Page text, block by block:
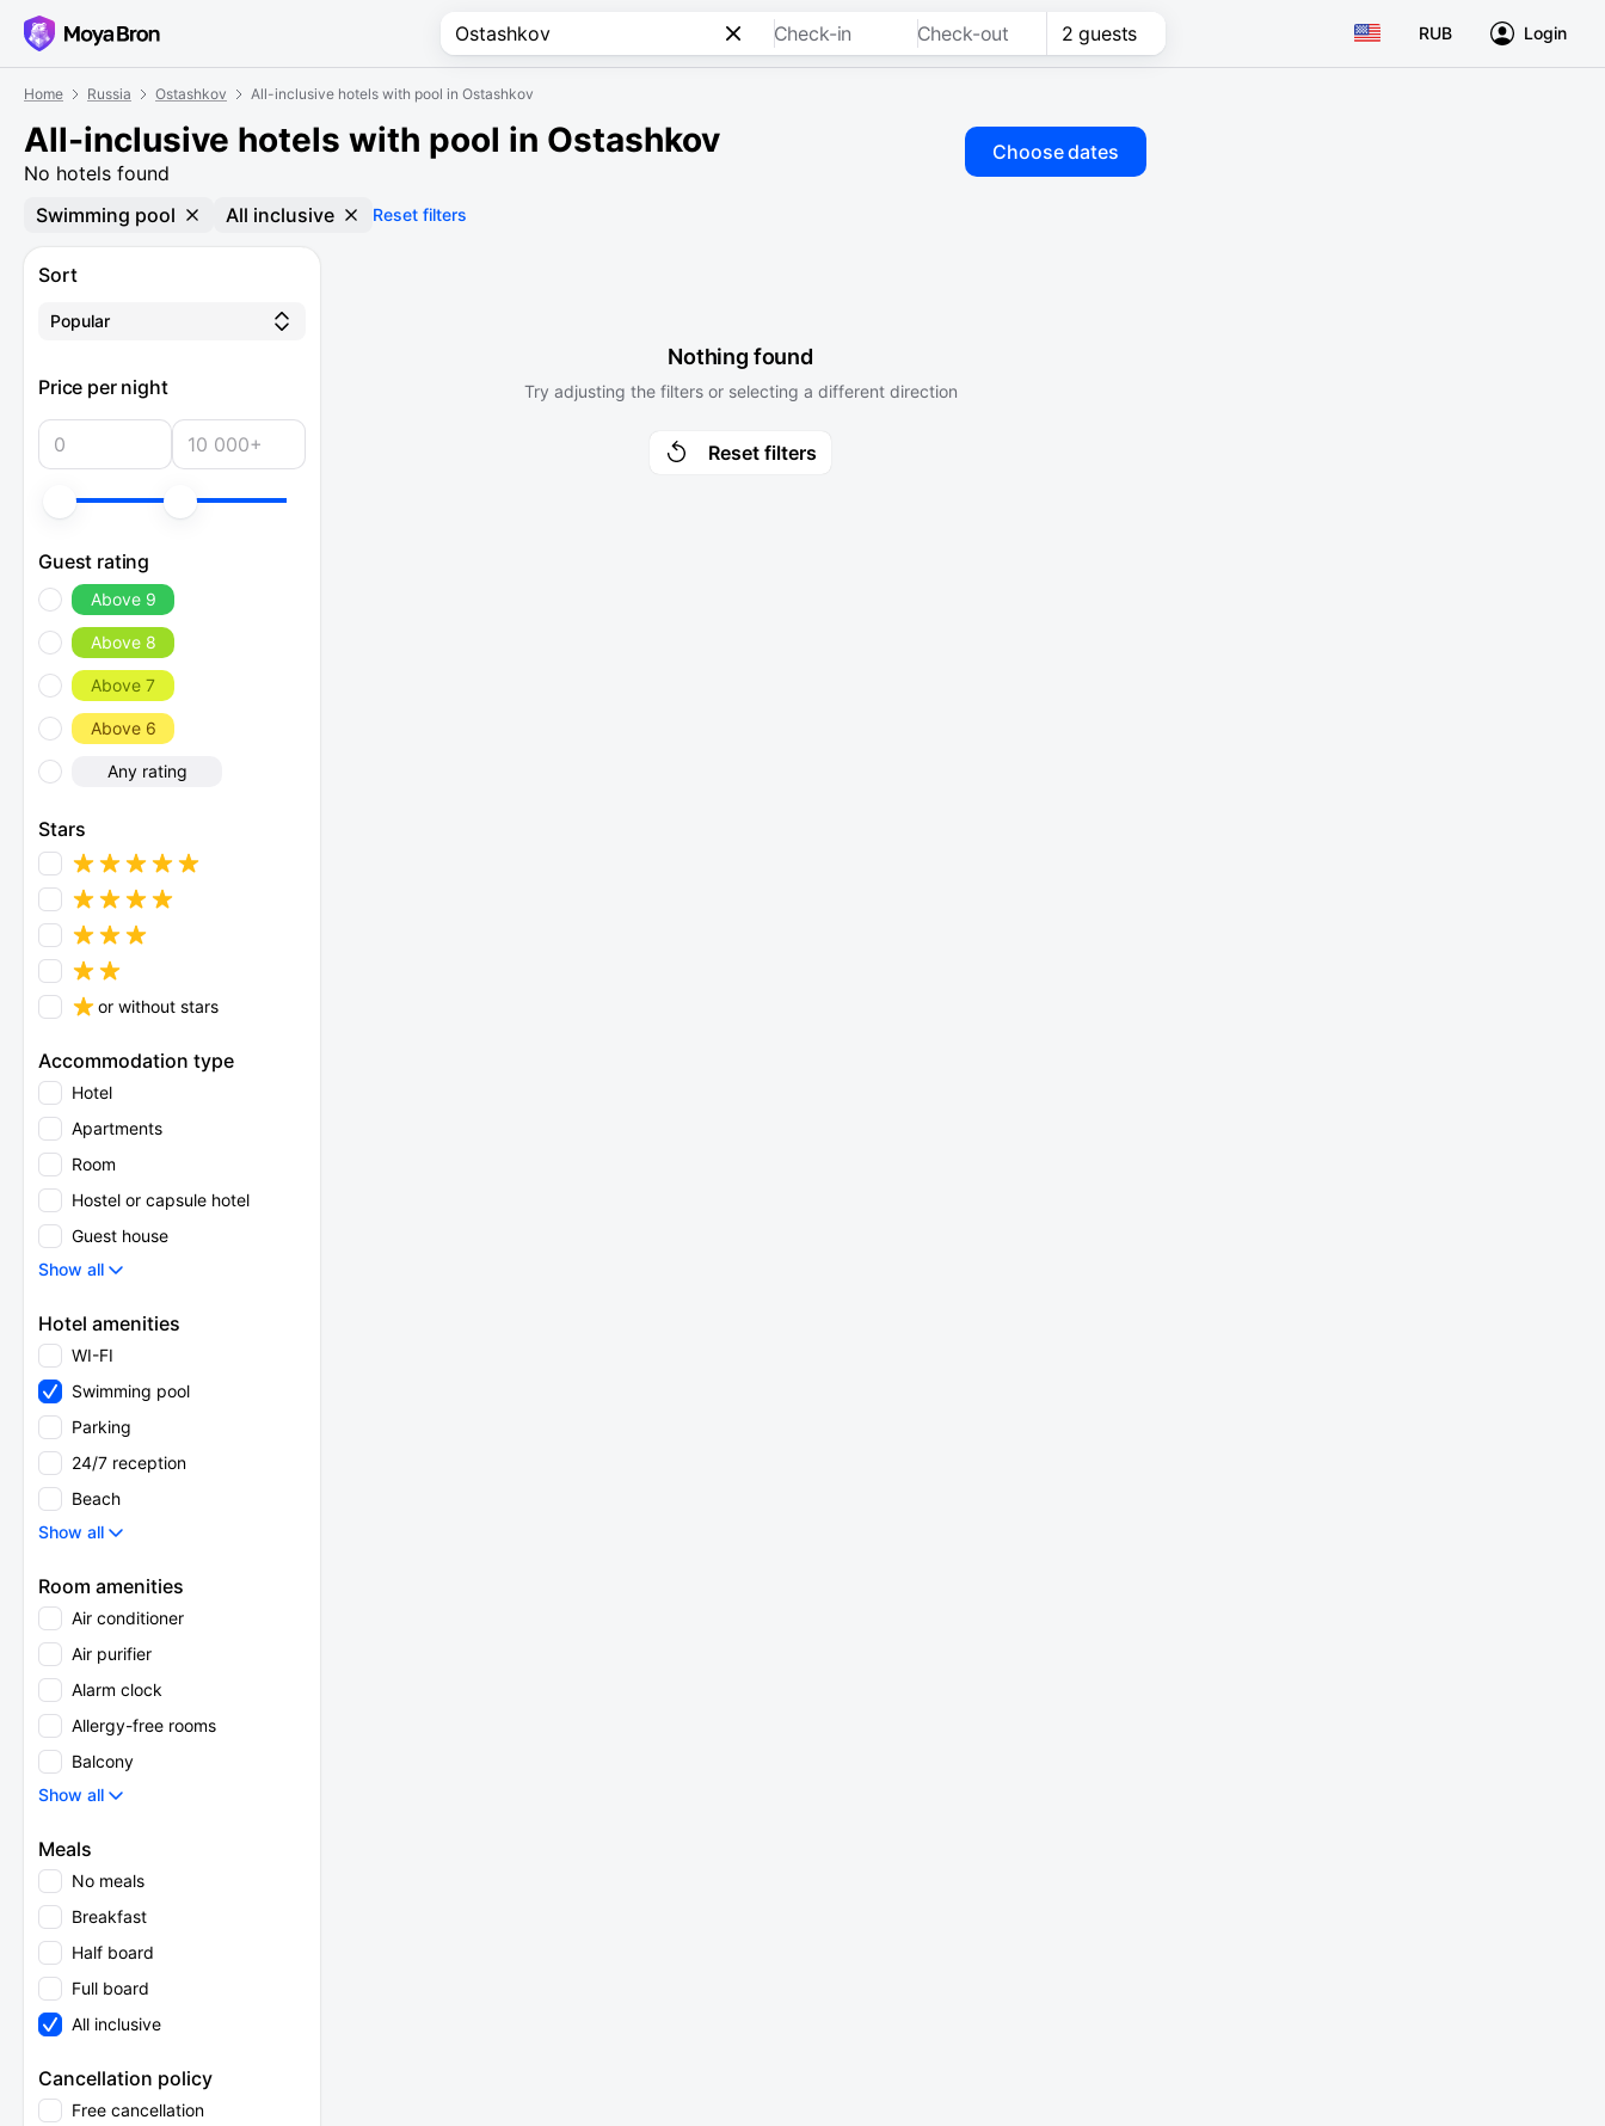
Check-in Check-out 2 guests RUB Login
Home Russia Ostashkov All-inclusive hotels with pool in Ostashkov
All-inclusive hotels with pool in Ostashkov
No hotels found
Choose dates
Swimming pool All inclusive Reset filters
Sort
Popular
Price per night
Guest rating
Above 9
Above 8
Above 7
Above 6
Any rating
Stars
or without stars
Accommodation type
Hotel
Apartments
Room
Hostel or capsule hotel
Guest house
Show all
Hotel amenities
WI-FI
Swimming pool
Parking
24/7 reception
Beach
Show all
Room amenities
Air conditioner
Air purifier
Alarm clock
Allergy-free rooms
Balcony
Show all
Meals
No meals
Breakfast
Half board
Full board
All inclusive
Cancellation policy
Free cancellation
Nothing found
Try adjusting the filters or selecting a different direction
Reset filters